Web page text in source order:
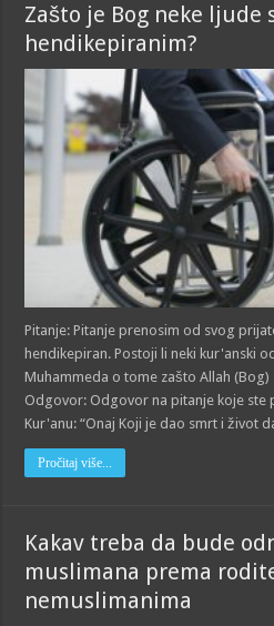
Zašto je Bog neke ljude
hendikepiranim?
Pitanje: Pitanje prenosim od svog
hendikepiran. Postoji li neki kur'anski
Muhammeda o tome zašto Allah
Odgovor: Odgovor na pitanje koje ste
Kur'anu: “Onaj Koji je dao smrt i život
Pročitaj više...
Kakav treba da bude
muslimana prema
nemuslimanima